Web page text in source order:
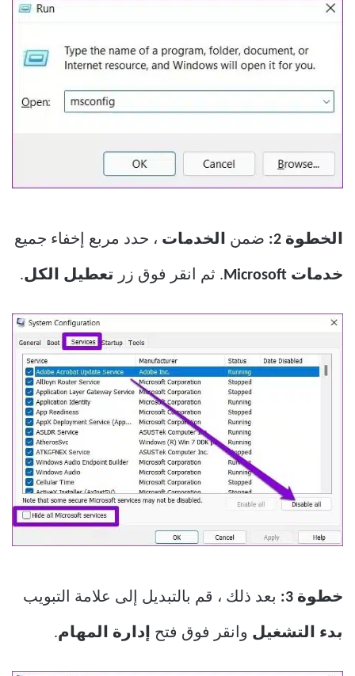
الخطوة 2: ضمن الخدمات ، حدد مربع إخفاء جميع
خدمات Microsoft . ثم انقر فوق زر تعطيل الكل.
خطوة 3: بعد ذلك ، قم بالتبديل إلى علامة التبويب
بدء التشغيل وانقر فوق فتح إدارة المهام.